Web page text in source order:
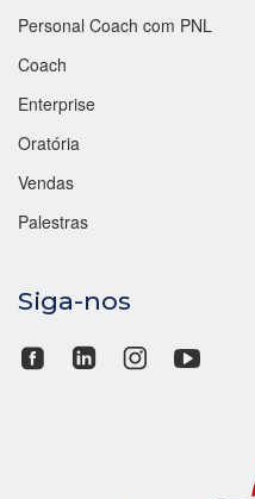
Personal Coach com PNL
Coach
Enterprise
Oratória
Vendas
Palestras
Siga-nos